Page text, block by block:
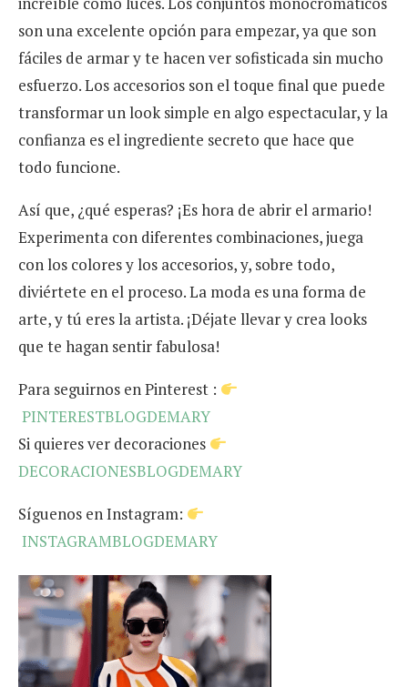
son una excelente opción para empezar, ya que son
fáciles de armar y te hacen ver sofisticada sin mucho
esfuerzo. Los accesorios son el toque final que puede
transformar un look simple en algo espectacular, y la
confianza es el ingrediente secreto que hace que
todo funcione.
Así que, ¿qué esperas? ¡Es hora de abrir el armario!
Experimenta con diferentes combinaciones, juega
con los colores y los accesorios, y, sobre todo,
diviértete en el proceso. La moda es una forma de
arte, y tú eres la artista. ¡Déjate llevar y crea looks
que te hagan sentir fabulosa!
Para seguirnos en Pinterest :
PINTERESTBLOGDEMARY
Si quieres ver decoraciones
DECORACIONESBLOGDEMARY
Síguenos en Instagram:
INSTAGRAMBLOGDEMARY